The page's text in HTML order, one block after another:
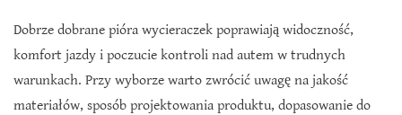
Dobrze dobrane pióra wycieraczek poprawiają widoczność,
komfort jazdy i poczucie kontroli nad autem w trudnych
warunkach. Przy wyborze warto zwrócić uwagę na jakość
materiałów, sposób projektowania produktu, dopasowanie do